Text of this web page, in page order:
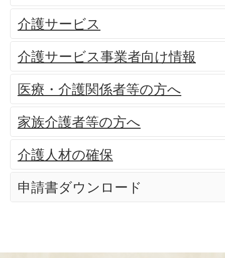
介護サービス
介護サービス事業者向け情報
医療・介護関係者等の方へ
家族介護者等の方へ
介護人材の確保
申請書ダウンロード